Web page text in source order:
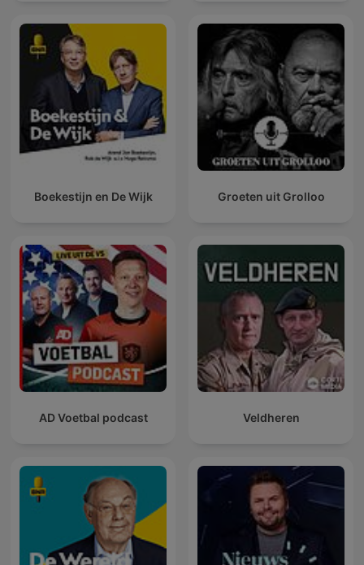
Boekestijn en De Wijk Groeten uit Grolloo
AD Voetbal podcast Veldheren